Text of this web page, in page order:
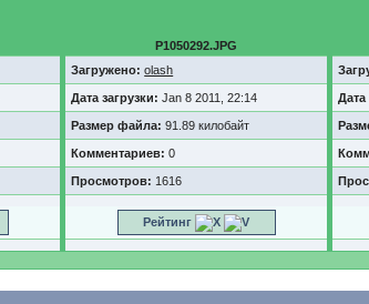
P1050292.JPG
Загружено: olash
Дата загрузки:Jan 8 2011, 22:14
Размер файла: 91.89 килобайт
Комментариев: 0
Просмотров: 1616
Рейтинг
Дата